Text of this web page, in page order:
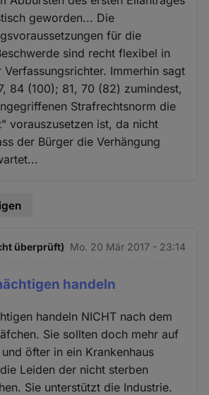
geworden... Die
für die
sind recht flexibel in
Verfassungsrichter. Immerhin sagt
84 (100); 81, 70 (82) zumindest,
Strafrechtsnorm die
vorauszusetzen ist, da nicht
der Bürger die Verhängung
überprüft) Mo. 20 Mär 2017 - 23:14
handeln
handeln NICHT nach dem
Sie sollten doch mehr auf
öfter in ein Krankenhaus
Leiden der nicht sterben
Sie unterstützt die Industrie.